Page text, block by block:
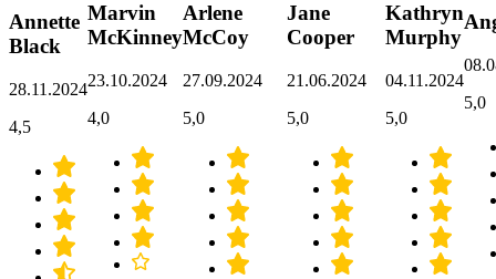
Annette
Black
28.11.2024
4,5
Marvin
McKinney
23.10.2024
4,0
Arlene
McCoy
27.09.2024
5,0
Jane
Cooper
21.06.2024
5,0
Kathryn
Murphy
04.11.2024
5,0
5,0